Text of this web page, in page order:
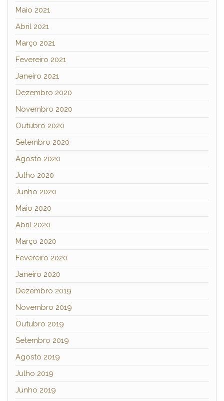
Maio 2021
Abril 2021
Março 2021
Fevereiro 2021
Janeiro 2021
Dezembro 2020
Novembro 2020
Outubro 2020
Setembro 2020
Agosto 2020
Julho 2020
Junho 2020
Maio 2020
Abril 2020
Março 2020
Fevereiro 2020
Janeiro 2020
Dezembro 2019
Novembro 2019
Outubro 2019
Setembro 2019
Agosto 2019
Julho 2019
Junho 2019